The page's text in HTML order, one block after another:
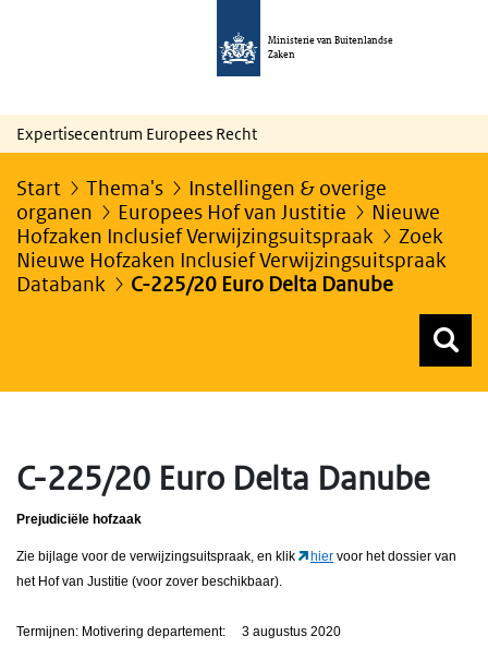
Ministerie van Buitenlandse
Zaken
Expertisecentrum Europees Recht
Start Thema's
Instellingen & overige
organen
Europees Hof van Justitie
Nieuwe
Hofzaken Inclusief Verwijzingsuitspraak
Zoek
Nieuwe Hofzaken Inclusief Verwijzingsuitspraak
Databank
C-225/20 Euro Delta Danube
C-225/20 Euro Delta Danube
Prejudiciële hofzaak
Zie bijlage voor de verwijzingsuitspraak, en klik hier voor het dossier van
het Hof van Justitie (voor zover beschikbaar).
Termijnen: Motivering departement: 3 augustus 2020